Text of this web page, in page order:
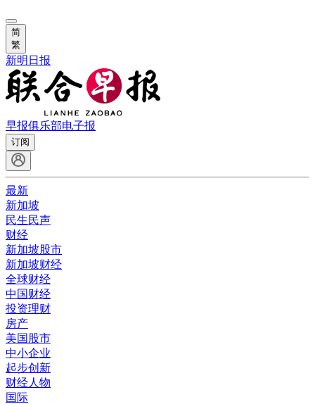
简
繁
新明日报
早报俱乐部电子报
订阅
最新
新加坡
民生民声
财经
新加坡股市
新加坡财经
全球财经
中国财经
投资理财
房产
美国股市
中小企业
起步创新
财经人物
国际